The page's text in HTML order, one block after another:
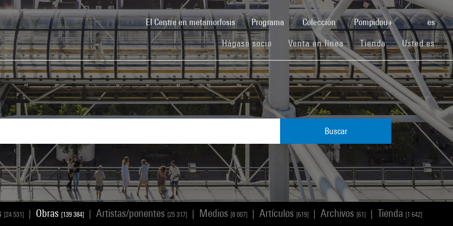
El Centre en metamorfosis(current)Programa Colección Pompidou+ es
Hágase socio (current)
Venta en línea(current)
Tienda(current)Usted es
Buscar
[24 531] Obras [139 384] Artistas/ponentes [25 317] Medios [8 007] Artículos [619] Archivos [61] Tienda [1 642]